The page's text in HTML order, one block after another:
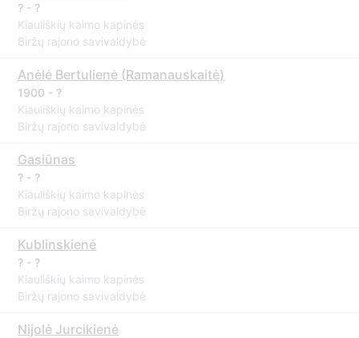
? - ?
Kiauliškių kaimo kapinės
Biržų rajono savivaldybė
Anėlė Bertulienė (Ramanauskaitė)
1900 - ?
Kiauliškių kaimo kapinės
Biržų rajono savivaldybė
Gasiūnas
? - ?
Kiauliškių kaimo kapinės
Biržų rajono savivaldybė
Kublinskienė
? - ?
Kiauliškių kaimo kapinės
Biržų rajono savivaldybė
Nijolė Jurcikienė